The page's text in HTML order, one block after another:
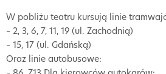
W pobliżu teatru kursują linie
– 2, 3, 6, 7, 11, 19 (ul. Zachodnią)
– 15, 17 (ul. Gdańską)
Oraz linie autobusowe: